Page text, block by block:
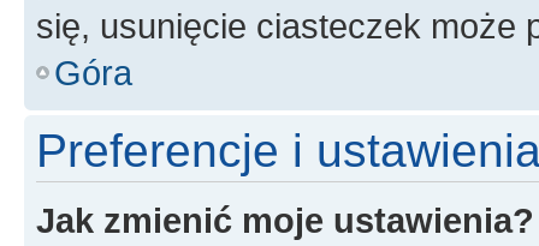
się, usunięcie ciasteczek może
Góra
Preferencje i
Jak zmienić moje ustawienia?